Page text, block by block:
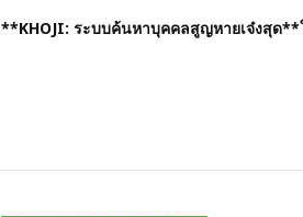
**KHOJI: ระบบค้นหาบุคคลสูญหายเจ๋งสุด